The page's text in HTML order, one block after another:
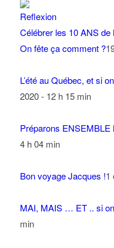
Célébrer les 10 ANS
On fête ça comment ?
L’été au Québec, et si
2020 - 12 h 15 min
Préparons ENSEMBLE
4 h 04 min
Bon voyage Jacques !1
MAI, MAIS … ET .. si
min